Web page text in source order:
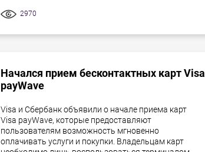
2970
Начался прием бесконтактных карт Visa
payWave
Visa и Сбербанк объявили о начале приема карт
Visa payWave, которые предоставляют
пользователям возможность мгновенно
оплачивать услуги и покупки. Владельцам карт